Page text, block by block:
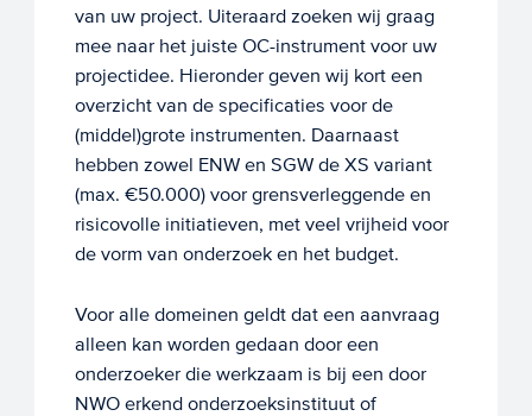
van uw project. Uiteraard zoeken wij graag
mee naar het juiste OC-instrument voor uw
projectidee. Hieronder geven wij kort een
overzicht van de specificaties voor de
(middel)grote instrumenten. Daarnaast
hebben zowel ENW en SGW de XS variant
(max. €50.000) voor grensverleggende en
risicovolle initiatieven, met veel vrijheid voor
de vorm van onderzoek en het budget.
Voor alle domeinen geldt dat een aanvraag
alleen kan worden gedaan door een
onderzoeker die werkzaam is bij een door
NWO erkend onderzoeksinstituut of